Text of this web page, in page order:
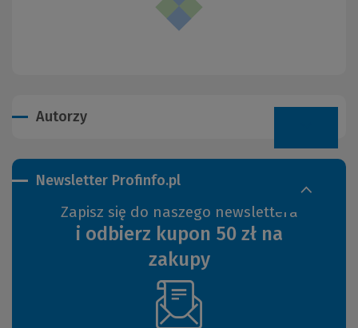
Autorzy
Newsletter Profinfo.pl
Zapisz się do naszego newslettera
i odbierz kupon 50 zł na
zakupy
(Nowe
okno)